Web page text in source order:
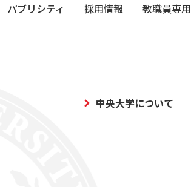
パブリシティ 採用情報 教職員専用
中央大学について